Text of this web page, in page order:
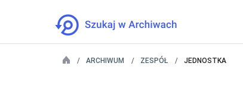
ARCHIWUM ZESPÓŁ JEDNOSTKA